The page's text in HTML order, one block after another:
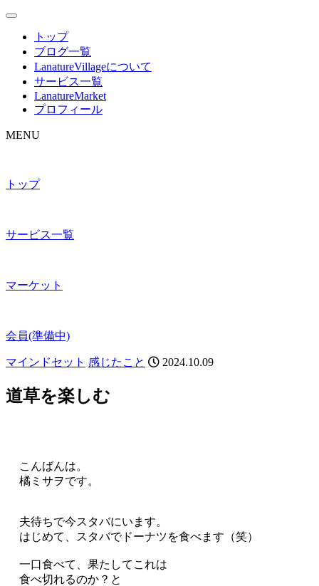
トップ
ブログ一覧
LanatureVillageについて
サービス一覧
LanatureMarket
プロフィール
MENU
トップ
サービス一覧
マーケット
会員(準備中)
マインドセット 感じたこと 2024.10.09
道草を楽しむ
こんばんは。
橘ミサヲです。
夫待ちで今スタバにいます。
はじめて、スタバでドーナツを食べます（笑）
一口食べて、果たしてこれは
食べ切れるのか？と